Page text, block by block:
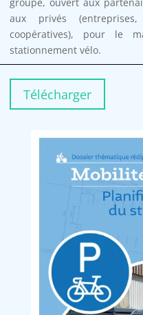
groupé, ouvert aux
aux privés (entreprises,
coopératives), pour le
stationnement vélo.
Télécharger